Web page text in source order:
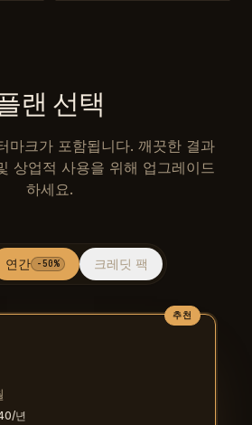
랜 선택
마크가 포함됩니다. 깨끗한 결과
상업적 사용을 위해 업그레이드
하세요.
연간 -50% 크레딧 팩
추천
/년